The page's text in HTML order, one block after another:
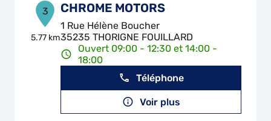
3
5.77 km
CHROME MOTORS
1 Rue Hélène Boucher
35235 THORIGNE FOUILLARD
Ouvert 09:00 - 12:30 et 14:00 -
18:00
Téléphone
Voir plus